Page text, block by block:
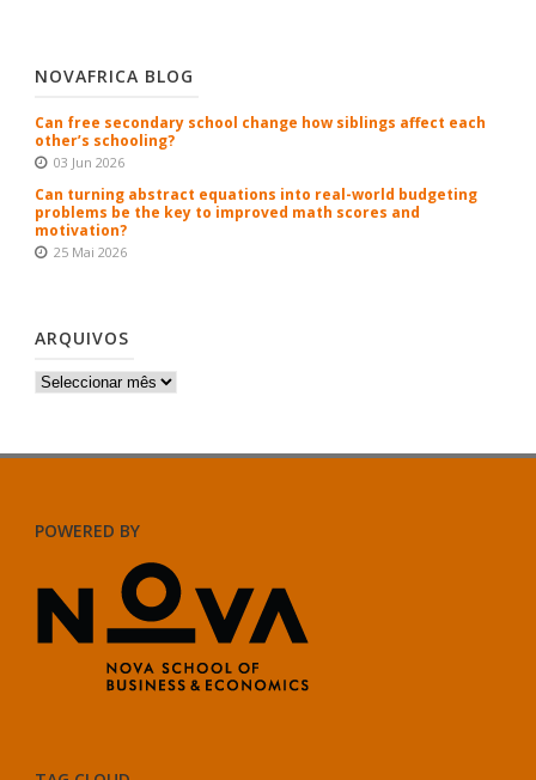
NOVAFRICA BLOG
Can free secondary school change how siblings affect each
other’s schooling?
03 Jun 2026
Can turning abstract equations into real-world budgeting
problems be the key to improved math scores and
motivation?
25 Mai 2026
ARQUIVOS
Arquivos
POWERED BY